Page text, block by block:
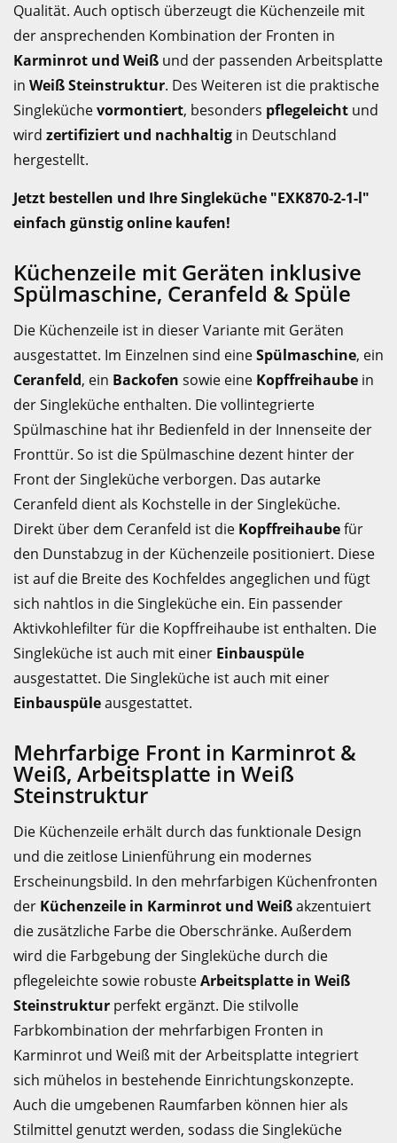
Qualität. Auch optisch überzeugt die Küchenzeile mit
der ansprechenden Kombination der Fronten in
Karminrot und Weiß und der passenden Arbeitsplatte
in Weiß Steinstruktur. Des Weiteren ist die praktische
Singleküchevormontiert, besonders pflegeleicht und
wird zertifiziert und nachhaltig in Deutschland
hergestellt.
Jetzt bestellen und Ihre Singleküche "EXK870-2-1-l"
einfach günstig online kaufen!
Küchenzeile mit Geräten inklusive
Spülmaschine, Ceranfeld & Spüle
Die Küchenzeile ist in dieser Variante mit Geräten
ausgestattet. Im Einzelnen sind eineSpülmaschine, ein
Ceranfeld, ein Backofen sowie eine Kopffreihaube in
der Singleküche enthalten. Die vollintegrierte
Spülmaschine hat ihr Bedienfeld in der Innenseite der
Fronttür. So ist die Spülmaschine dezent hinter der
Front der Singleküche verborgen. Das autarke
Ceranfeld dient als Kochstelle in der Singleküche.
Direkt über dem Ceranfeld ist die Kopffreihaubefür
den Dunstabzug in der Küchenzeile positioniert. Diese
ist auf die Breite des Kochfeldes angeglichen und fügt
sich nahtlos in die Singleküche ein. Ein passender
Aktivkohlefilter für die Kopffreihaube ist enthalten. Die
Singleküche ist auch mit einer Einbauspüle
ausgestattet. Die Singleküche ist auch mit einer
Einbauspüleausgestattet.
Mehrfarbige Front in Karminrot &
Weiß, Arbeitsplatte in Weiß
Steinstruktur
Die Küchenzeile erhält durch das funktionale Design
und die zeitlose Linienführung ein modernes
Erscheinungsbild. In den mehrfarbigen Küchenfronten
der Küchenzeile in Karminrot und Weißakzentuiert
die zusätzliche Farbe die Oberschränke. Außerdem
wird die Farbgebung der Singleküche durch die
pflegeleichte sowie robusteArbeitsplatte in Weiß
Steinstruktur perfekt ergänzt. Die stilvolle
Farbkombination der mehrfarbigen Fronten in
Karminrot und Weiß mit der Arbeitsplatte integriert
sich mühelos in bestehende Einrichtungskonzepte.
Auch die umgebenen Raumfarben können hier als
Stilmittel genutzt werden, sodass die Singleküche